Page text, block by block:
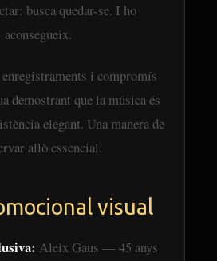
busca quedar-se. I ho
aconsegueix.
i compromís
demostrant que la música és
elegant. Una manera de
allò essencial.
visual
Aleix Gaus — 45 anys